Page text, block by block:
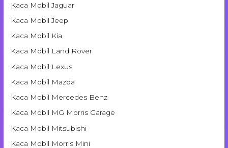
Kaca Mobil Jaguar
Kaca Mobil Jeep
Kaca Mobil Kia
Kaca Mobil Land Rover
Kaca Mobil Lexus
Kaca Mobil Mazda
Kaca Mobil Mercedes Benz
Kaca Mobil MG Morris Garage
Kaca Mobil Mitsubishi
Kaca Mobil Morris Mini